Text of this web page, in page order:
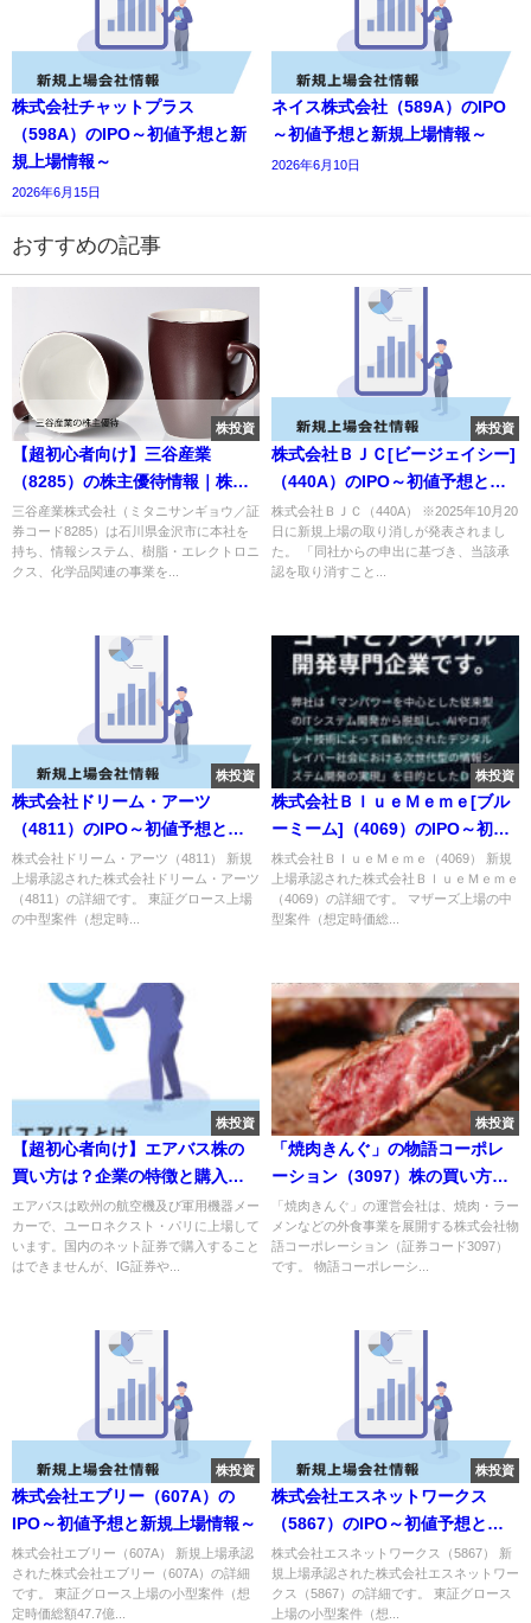
株式会社チャットプラス
（598A）のIPO～初値予想と新
規上場情報～
2026年6月15日
ネイス株式会社（589A）のIPO
～初値予想と新規上場情報～
2026年6月10日
おすすめの記事
株投資
【超初心者向け】三谷産業
（8285）の株主優待情報｜株の
買い方も徹底解説
三谷産業株式会社（ミタニサンギョウ／証
券コード8285）は石川県金沢市に本社を
持ち、情報システム、樹脂・エレクトロニ
クス、化学品関連の事業を...
株投資
株式会社ＢＪＣ[ビージェイシー]
（440A）のIPO～初値予想と新
規上場情報～
株式会社ＢＪＣ（440A） ※2025年10月20
日に新規上場の取り消しが発表されまし
た。 「同社からの申出に基づき、当該承
認を取り消すこと...
株投資
株式会社ドリーム・アーツ
（4811）のIPO～初値予想と新
規上場情報～
株式会社ドリーム・アーツ（4811） 新規
上場承認された株式会社ドリーム・アーツ
（4811）の詳細です。 東証グロース上場
の中型案件（想定時...
株投資
株式会社ＢｌｕｅＭｅｍｅ[ブル
ーミーム]（4069）のIPO～初値
予想と新規上場情報～
株式会社ＢｌｕｅＭｅｍｅ（4069） 新規
上場承認された株式会社ＢｌｕｅＭｅｍｅ
（4069）の詳細です。 マザーズ上場の中
型案件（想定時価総...
株投資
【超初心者向け】エアバス株の
買い方は？企業の特徴と購入方
法について解説
エアバスは欧州の航空機及び軍用機器メー
カーで、ユーロネクスト・パリに上場して
います。国内のネット証券で購入すること
はできませんが、IG証券や...
株投資
「焼肉きんぐ」の物語コーポレ
ーション（3097）株の買い方｜
配当金や株主優待情報も解説
「焼肉きんぐ」の運営会社は、焼肉・ラー
メンなどの外食事業を展開する株式会社物
語コーポレーション（証券コード3097）
です。 物語コーポレーシ...
株投資
株式会社エブリー（607A）の
IPO～初値予想と新規上場情報～
株式会社エブリー（607A） 新規上場承認
された株式会社エブリー（607A）の詳細
です。 東証グロース上場の小型案件（想
定時価総額47.7億...
株投資
株式会社エスネットワークス
（5867）のIPO～初値予想と新
規上場情報～
株式会社エスネットワークス（5867） 新
規上場承認された株式会社エスネットワー
クス（5867）の詳細です。 東証グロース
上場の小型案件（想...